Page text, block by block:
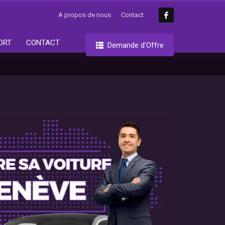
A propos de nous Contact
CONTACT Demande d'Offre